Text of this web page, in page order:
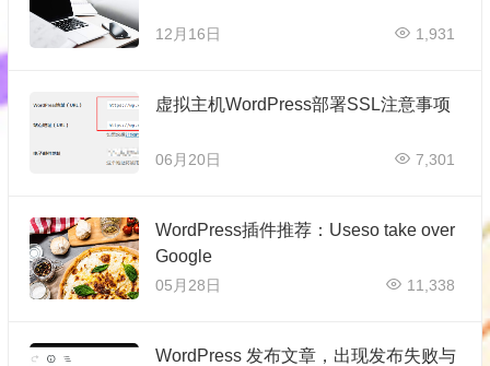
12月16日 1,931
虚拟主机WordPress部署SSL注意事项
06月20日 7,301
WordPress插件推荐：Useso take over
Google
05月28日 11,338
WordPress 发布文章，出现发布失败与